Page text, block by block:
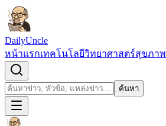
ข้ามไปยังเนื้อหา
DailyUncle
หน้าแรกเทคโนโลยีวิทยาศาสตร์สุขภาพ
ค้นหา ค้นหา